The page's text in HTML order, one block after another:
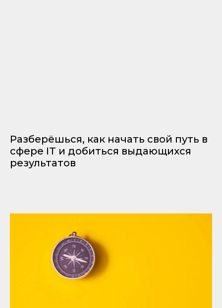
Разберёшься, как начать свой путь в
сфере IT и добиться выдающихся
результатов